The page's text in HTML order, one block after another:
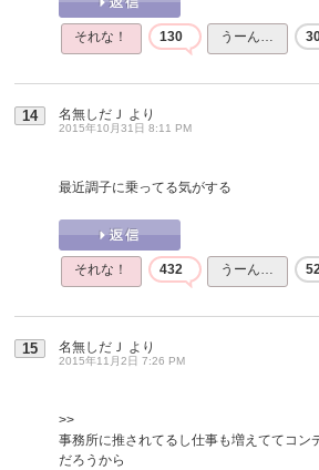
それな！ 130 うーん…
14 名無しだＪ より
2015年10月31日 8:11 PM
最近調子に乗ってる気がする
それな！ 432 うーん…
15 名無しだＪ より
2015年11月2日 7:26 PM
>>
事務所に推されてるし仕事も増えててコン
だろうから